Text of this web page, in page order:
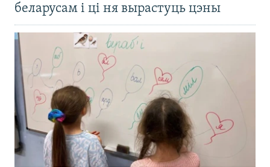
беларусам і ці ня вырастуць цэны